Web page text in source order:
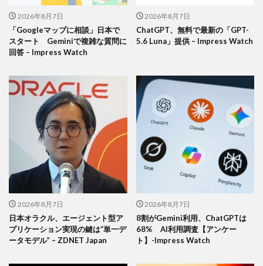
2026年8月7日
「Googleマップに相談」日本で
スタート Geminiで複雑な質問に
回答 – Impress Watch
2026年8月7日
ChatGPT、無料で最新の「GPT-
5.6 Luna」提供 – Impress Watch
2026年8月7日
日本オラクル、エージェント型ア
プリケーション実現の鍵は“単一デ
ータモデル” – ZDNET Japan
2026年8月7日
8割がGemini利用、ChatGPTは
68% AI利用調査【アンケー
ト】-Impress Watch